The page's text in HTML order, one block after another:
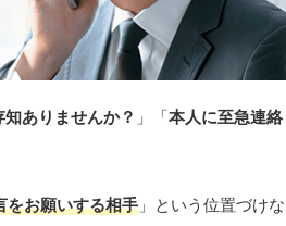
ありませんか？ 」「本人に至急連絡
をお願いする相手 」という位置づけな